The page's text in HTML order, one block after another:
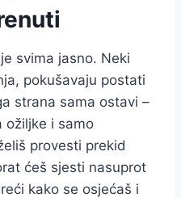
svima jasno. Neki
pokušavaju postati
strana sama ostavi –
ožiljke i samo
provesti prekid
ćeš sjesti nasuprot
kako se osjećaš i